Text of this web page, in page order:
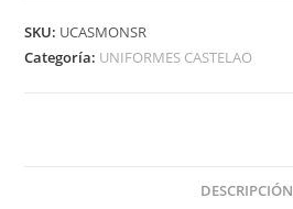
SKU: UCASMONSR
Categoría: UNIFORMES CASTELAO
DESCRIPCIÓN